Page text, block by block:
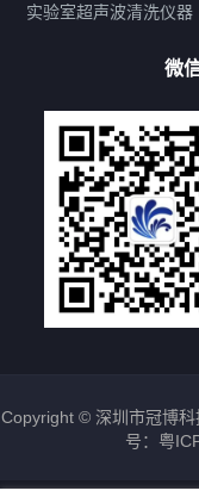
厨具清洗机
超声波
高
大型单槽带过滤系列
客户定制非标机参考
轮胎清洗机
多频
文章标签
超声波清洗机定制
超声波清洗机除锈
实验室超声波清洗仪器
微
Copyright © 深圳市冠博
号：粤